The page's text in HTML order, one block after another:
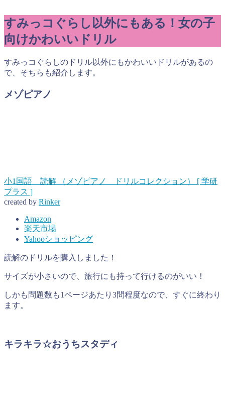
すみっコぐらし以外にもある！女の子
向けかわいいドリル
すみっコぐらしのドリル以外にもかわいいドリルがあるの
で、そちらも紹介します。
メゾピアノ
小1国語 読解 （メゾピアノ ドリルコレクション） [ 学研
プラス ]
created by Rinker
Amazon
楽天市場
Yahooショッピング
読解のドリルを購入しました！
サイズが小さいので、旅行にも持って行けるのがいい！
しかも問題数も1ページあたり3問程度なので、すぐに終わり
ます。
キラキラ☆おうちスタディ